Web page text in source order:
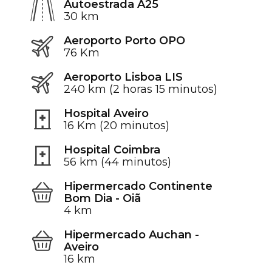
Autoestrada A25
30 km
Aeroporto Porto OPO
76 Km
Aeroporto Lisboa LIS
240 km (2 horas 15 minutos)
Hospital Aveiro
16 Km (20 minutos)
Hospital Coimbra
56 km (44 minutos)
Hipermercado Continente
Bom Dia - Oiã
4 km
Hipermercado Auchan -
Aveiro
16 km